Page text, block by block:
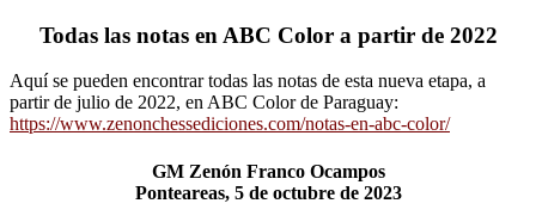
Todas las notas en ABC Color a partir de 2022
Aquí se pueden encontrar todas las notas de esta nueva etapa, a
partir de julio de 2022, en ABC Color de Paraguay:
https://www.zenonchessediciones.com/notas-en-abc-color/
GM Zenón Franco Ocampos
Ponteareas, 5 de octubre de 2023